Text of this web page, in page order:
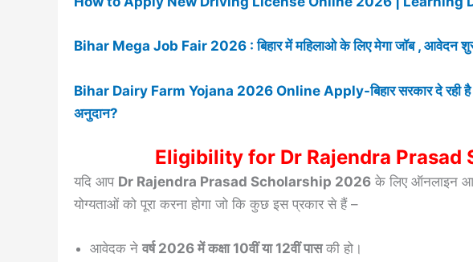
Bihar Mega Job Fair 2026 : बिहार में महिलाओ के लिए मेगा जॉब , आवेदन शुरू
Bihar Dairy Farm Yojana 2026 Online Apply-बिहार सरकार दे रही है
अनुदान?
Eligibility for Dr Rajendra Prasad
यदि आप Dr Rajendra Prasad Scholarship 2026 के लिए ऑनलाइन
योग्यताओं को पूरा करना होगा जो कि कुछ इस प्रकार से हैं –
आवेदक ने वर्ष 2026 में कक्षा 10वीं या 12वीं पासकी हो।